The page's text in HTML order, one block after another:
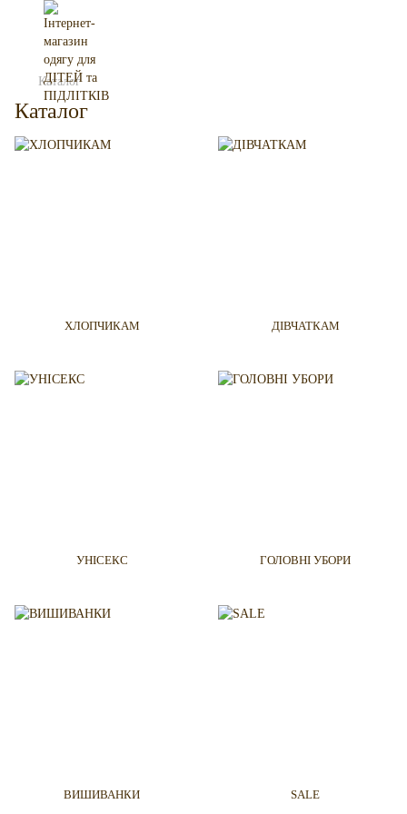
Каталог
Каталог
ХЛОПЧИКАМ ДІВЧАТКАМ
УНІСЕКС ГОЛОВНІ УБОРИ
ВИШИВАНКИ SALE